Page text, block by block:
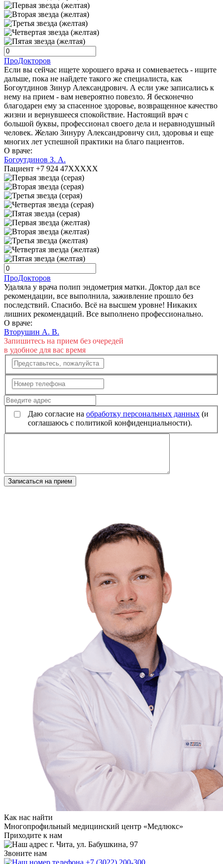
ПроДокторов
Если вы сейчас ищете хорошего врача и сомневаетесь - ищите
дальше, пока не найдете такого же специалиста, как
Богоутдинов Зинур Александрович. А если уже записались к
нему на прием - вам невероятно повезло. Я бесконечно
благодарен ему за спасенное здоровье, возвращенное качество
жизни и вернувшееся спокойствие. Настоящий врач с
большой буквы, профессионал своего дела и неравнодушный
человек. Желаю Зинуру Александровичу сил, здоровья и еще
многих лет успешной практики на благо пациентов.
О враче:
Богоутдинов З. А.
Пациент +7 924 47XXXXX
ПроДокторов
Удаляла у врача полип эндометрия матки. Доктор дал все
рекомендации, все выполнила, заживление прошло без
последствий. Спасибо. Всё на высшем уровне! Никаких
лишних рекомендаций. Все выполнено профессионально.
О враче:
Вторушин А. В.
Запишитесь на прием без очередей
в удобное для вас время
Даю согласие на обработку персональных данных (и
соглашаюсь с политикой конфиденциальности).
Записаться на прием
Как нас найти
Многопрофильный медицинский центр «Медлюкс»
Приходите к нам
г. Чита, ул. Бабушкина, 97
Звоните нам
+7 (3022) 200-300